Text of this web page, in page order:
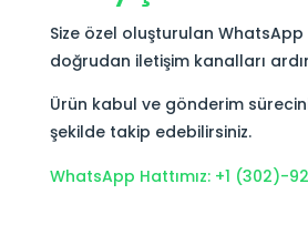
Size özel oluşturulan WhatsApp
doğrudan iletişim kanalları
Ürün kabul ve gönderim
şekilde takip edebilirsiniz.
WhatsApp Hattımız: +1 (302)-